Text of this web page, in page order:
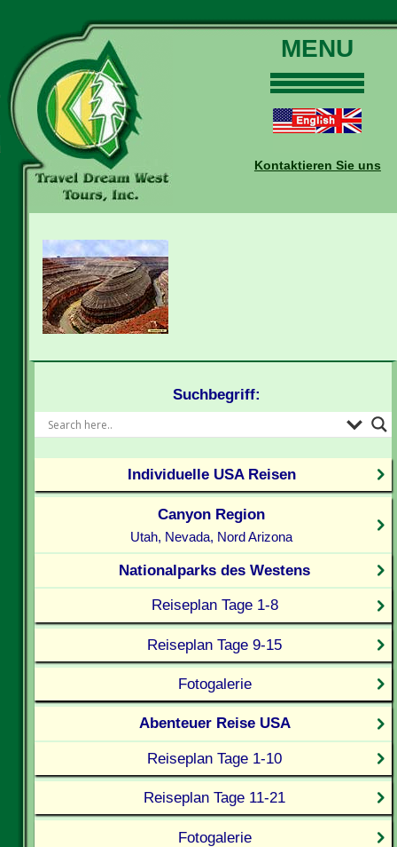
MENU
Touren
Daten und Preise
Buchungen
Kontaktieren Sie uns
Suchbegriff:
Individuelle USA Reisen
Canyon Region
Utah, Nevada, Nord Arizona
Nationalparks des Westens
Reiseplan Tage 1-8
Reiseplan Tage 9-15
Fotogalerie
Abenteuer Reise USA
Reiseplan Tage 1-10
Reiseplan Tage 11-21
Fotogalerie